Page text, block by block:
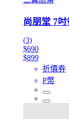
尚朋堂 7
(3)
$690
$899
折價券
P幣